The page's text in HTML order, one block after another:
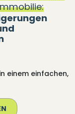
einem einfachen,